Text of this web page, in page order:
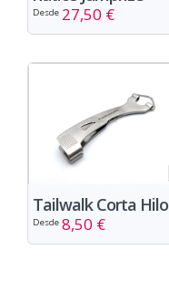
Desde 27,50 €
Tailwalk Corta Hilo
Desde 8,50 €